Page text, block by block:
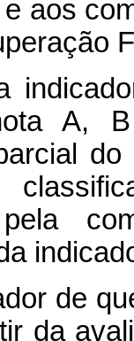
aos
A,
de
da